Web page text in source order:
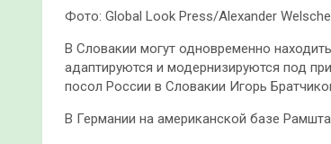
Фото: Global Look Press/Alexander
В Словакии могут одновременно
адаптируются и модернизируются под
посол России в Словакии Игорь
В Германии на американской базе